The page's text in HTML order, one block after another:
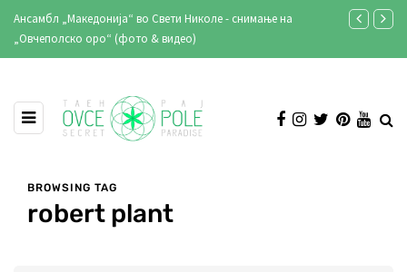
Ансамбл „Македонија“ во Свети Николе - снимање на
„Овчеполско оро“ (фото & видео)
Кирил
BROWSING TAG
robert plant